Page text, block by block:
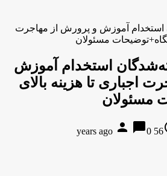
استخدام آموزش و پرورش از مهاجرت
مسئولان
استخدام آموزش
اجباری تا هزینه بالای
مسئولان
56 years ago
person chat_bubble0